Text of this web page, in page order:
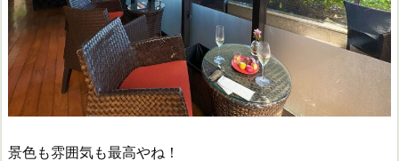
景色も雰囲気も最高やね！